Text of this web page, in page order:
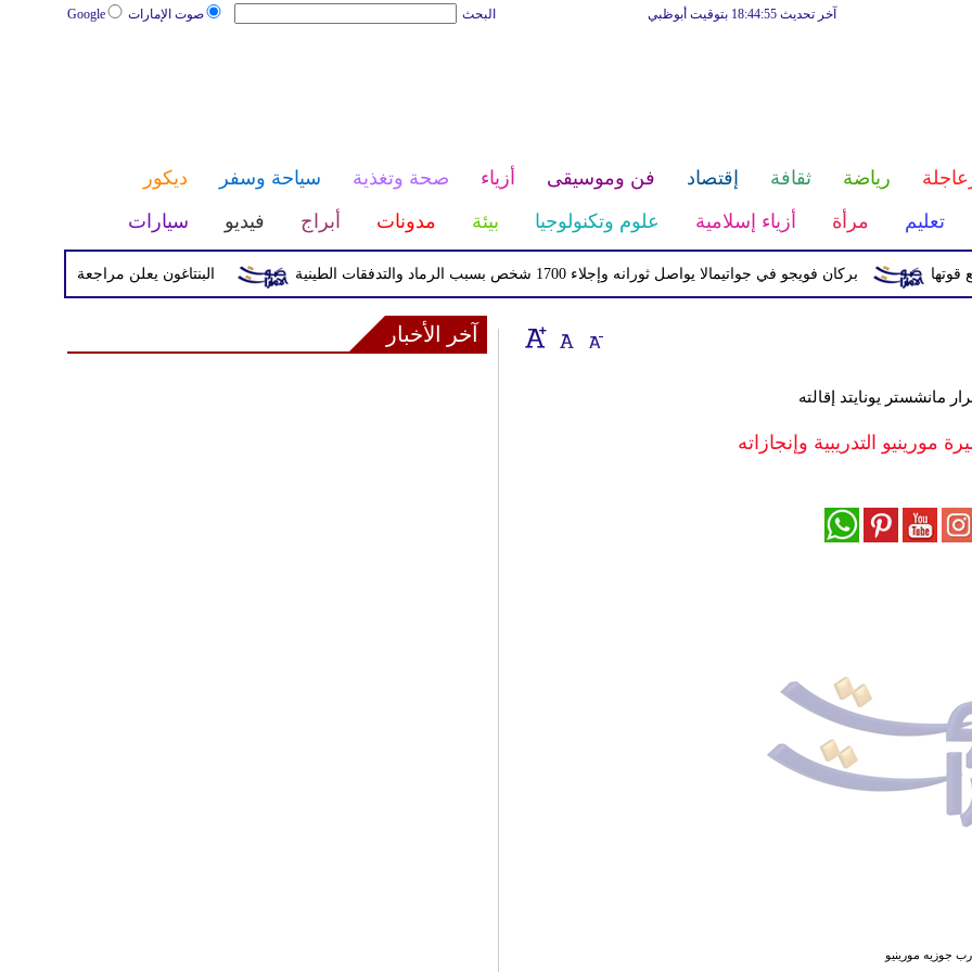
صوت الإمارات Google البحث آخر تحديث 18:44:55 بتوقيت أبوظبي
رياضة ثقافة إقتصاد فن وموسيقى أزياء صحة وتغذية سياحة وسفر
ديكور
تعليم
مرأة أزياء إسلامية علوم وتكنولوجيا بيئة مدونات أبراج فيديو سيارات
البنتاغون يعلن مراجعة التواجد بركان فويجو في جواتيمالا يواصل ثورانه وإجلاء 1700 شخص بسبب الرماد والتدفقات الطينية
مانشستر يونايتد إقالته
التدريبية وإنجازاته
جوزيه مورينيو
آخر الأخبار